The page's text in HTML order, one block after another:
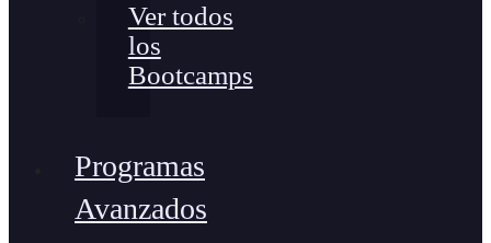
Ver todos
los
Bootcamps
Programas
Avanzados